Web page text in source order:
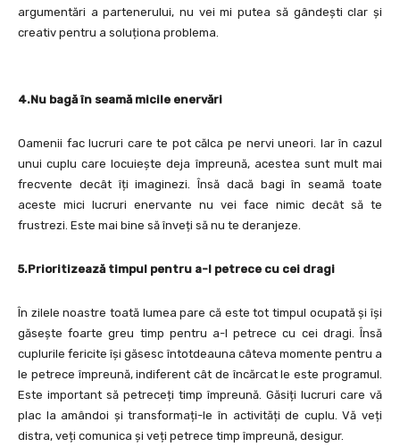
argumentări a partenerului, nu vei mi putea să gândești clar și
creativ pentru a soluționa problema.
4.Nu bagă în seamă micile enervări
Oamenii fac lucruri care te pot călca pe nervi uneori. Iar în cazul
unui cuplu care locuiește deja împreună, acestea sunt mult mai
frecvente decât îți imaginezi. Însă dacă bagi în seamă toate
aceste mici lucruri enervante nu vei face nimic decât să te
frustrezi. Este mai bine să înveți să nu te deranjeze.
5.Prioritizează timpul pentru a-l petrece cu cei dragi
În zilele noastre toată lumea pare că este tot timpul ocupată și își
găsește foarte greu timp pentru a-l petrece cu cei dragi. Însă
cuplurile fericite își găsesc întotdeauna câteva momente pentru a
le petrece împreună, indiferent cât de încărcat le este programul.
Este important să petreceți timp împreună. Găsiți lucruri care vă
plac la amândoi și transformați-le în activități de cuplu. Vă veți
distra, veți comunica și veți petrece timp împreună, desigur.